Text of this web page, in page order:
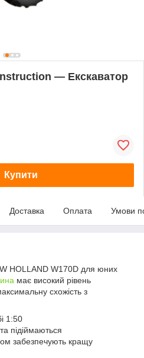
— Екскаватор
Купити
Доставка Оплата Умови
HOLLAND W170D для юних
має високий рівень
схожість з
1:50
підіймаються
забезпечують кращу